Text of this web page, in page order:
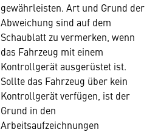
gewährleisten. Art und Grund der
Abweichung sind auf dem
Schaublatt zu vermerken, wenn
das Fahrzeug mit einem
Kontrollgerät ausgerüstet ist.
Sollte das Fahrzeug über kein
Kontrollgerät verfügen, ist der
Grund in den
Arbeitsaufzeichnungen